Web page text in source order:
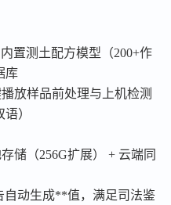
内置测土配方模型（200+作
库
播放样品前处理与上机检测
）
储（256G扩展） + 云端同
自动生成**值，满足司法鉴